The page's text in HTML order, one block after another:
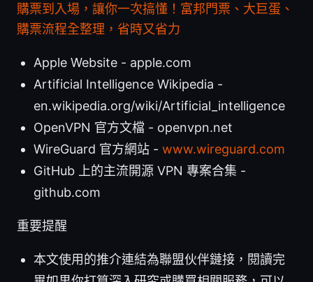
購票到入場，讓你一次搞懂！富邦門票、大巨蛋、
購票流程全整理，省時又省力
Apple Website - apple.com
Artificial Intelligence Wikipedia -
en.wikipedia.org/wiki/Artificial_intelligence
OpenVPN 官方文檔 - openvpn.net
WireGuard 官方網站 - www.wireguard.com
GitHub 上的主流開源 VPN 專案合集 -
github.com
重要提醒
本文使用的推介連結為聯盟伙伴鏈接，閱讀完